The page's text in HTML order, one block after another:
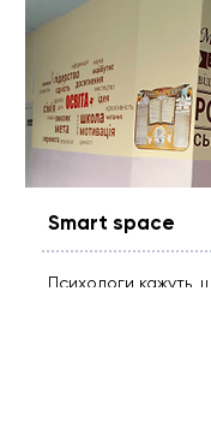
Smart space
Психологи